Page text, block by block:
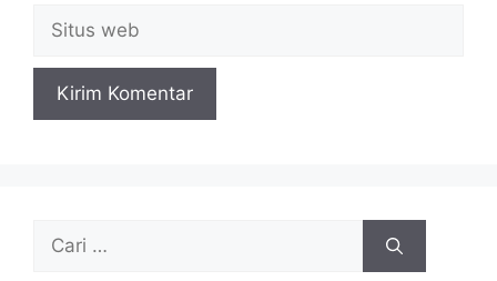
Situs
web
Cari